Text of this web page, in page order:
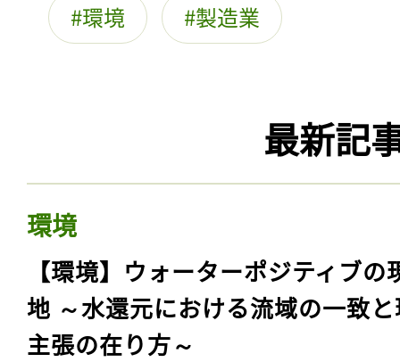
環境 製造業
最新記
環境
【環境】ウォーターポジティブの
地 ～水還元における流域の一致
主張の在り方～